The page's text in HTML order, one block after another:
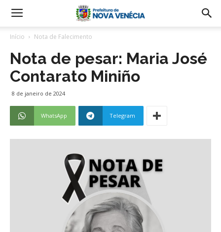
Início Nota de Falecimento
Nota de pesar: Maria José
Contarato Miniño
8 de janeiro de 2024
WhatsApp Telegram